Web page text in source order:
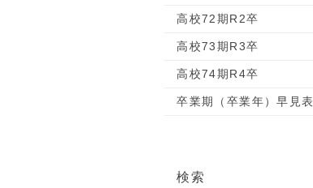
高校72期R2卒
高校73期R3卒
高校74期R4卒
卒業期（卒業年）早見表
検索